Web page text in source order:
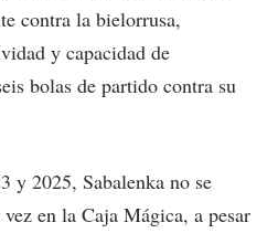
contra la bielorrusa,
y capacidad de
bolas de partido contra su
y 2025, Sabalenka no se
en la Caja Mágica, a pesar